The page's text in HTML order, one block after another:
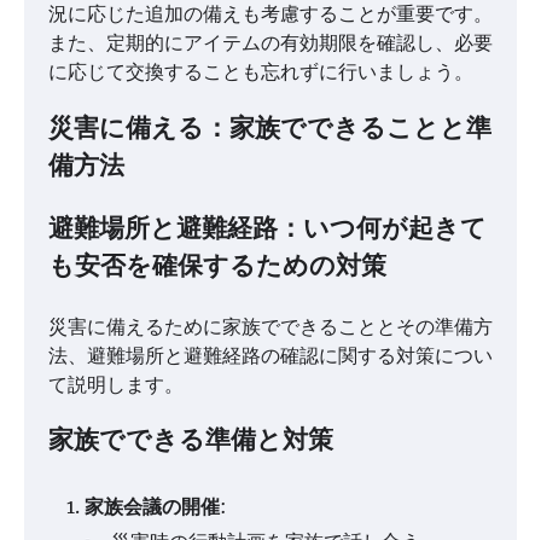
況に応じた追加の備えも考慮することが重要です。
また、定期的にアイテムの有効期限を確認し、必要
に応じて交換することも忘れずに行いましょう。
災害に備える：家族でできることと準
備方法
避難場所と避難経路：いつ何が起きて
も安否を確保するための対策
災害に備えるために家族でできることとその準備方
法、避難場所と避難経路の確認に関する対策につい
て説明します。
家族でできる準備と対策
家族会議の開催: